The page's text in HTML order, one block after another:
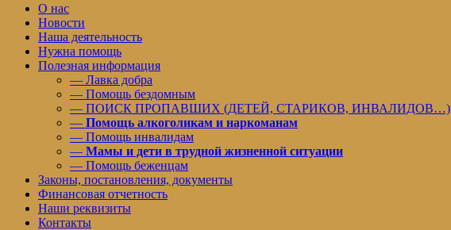
О нас
Новости
Наша деятельность
Нужна помощь
Полезная информация
— Лавка добра
— Помощь бездомным
— ПОИСК ПРОПАВШИХ (ДЕТЕЙ, СТАРИКОВ, ИНВАЛИДОВ…)
— Помощь алкоголикам и наркоманам
— Помощь инвалидам
— Мамы и дети в трудной жизненной ситуации
— Помощь беженцам
Законы, постановления, документы
Финансовая отчетность
Наши реквизиты
Контакты